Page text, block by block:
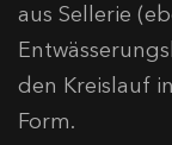
aus Sellerie
den Kreislauf
Form.